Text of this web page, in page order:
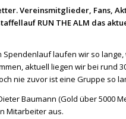
Vereinsmitglieder, Fans,
RUN THE ALM das
laufen wir so
aktuell liegen wir bei rund
nie zuvor ist eine Gruppe so
Baumann (Gold über 5000
Mitarbeiter aus.